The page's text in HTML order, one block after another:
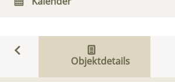
Objektdetails